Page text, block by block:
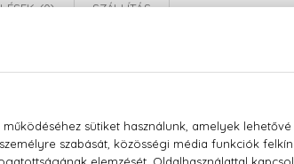
(0) SZÁLLÍTÁS
Lovely Eau De Parfum